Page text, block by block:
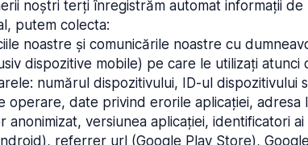
noștri terți înregistrăm automat informații de
putem colecta:
noastre și comunicările noastre cu
dispozitive mobile) pe care le utilizați atunci
numărul dispozitivului, ID-ul dispozitivului
operare, date privind erorile aplicației, adresa
versiunea aplicației, identificatori
referrer url (Google Play Store),